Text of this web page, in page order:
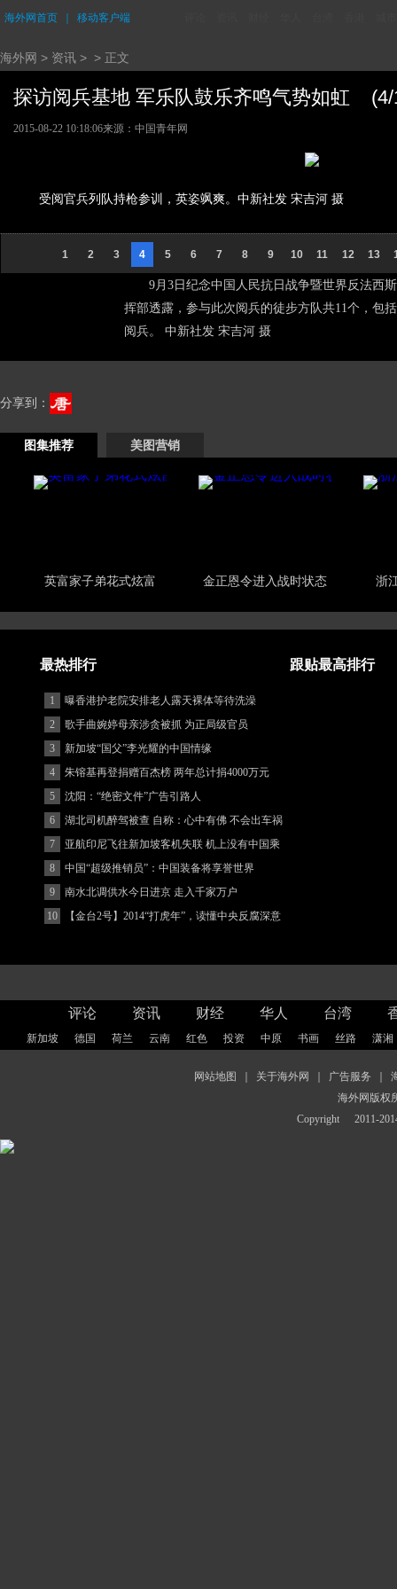
海外网首页 移动客户端
海外网 > 资讯 > > 正文
探访阅兵基地 军乐队鼓乐齐鸣气势如虹 (4/
2015-08-22 10:18:06来源：中国青年网
受阅官兵列队持枪参训，英姿飒爽。中新社发 宋吉河 摄
1 2 3 4 5 6 7 8 9 10 11 12 13
9月3日纪念中国人民抗日战争暨世界反法西
挥部透露，参与此次阅兵的徒步方队共11个，包
阅兵。 中新社发 宋吉河 摄
分享到：
图集推荐 美图营销
英富家子弟花式炫富 金正恩令进入战时状态 浙
最热排行 跟贴最高排行
1
曝香港护老院安排老人露天裸体等待洗澡
2
歌手曲婉婷母亲涉贪被抓 为正局级官员
3
新加坡“国父”李光耀的中国情缘
4
朱镕基再登捐赠百杰榜 两年总计捐4000万元
5
沈阳：“绝密文件”广告引路人
6
湖北司机醉驾被查 自称：心中有佛 不会出车祸
(图)
7
亚航印尼飞往新加坡客机失联 机上没有中国乘
客
8
中国“超级推销员”：中国装备将享誉世界
9
南水北调供水今日进京 走入千家万户
10
【金台2号】2014“打虎年”，读懂中央反腐深意
评论 资讯 财经 华人 台湾
新加坡 德国 荷兰 云南 红色 投资 中原 书画 丝路 潇湘
网站地图 关于海外网 广告服务
海外网版权
Copyright
2011-